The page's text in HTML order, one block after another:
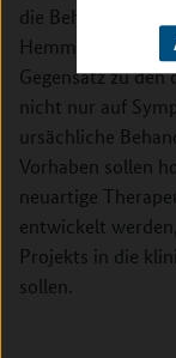
die Behandlung
Hemmung ist ein
Gegensatz zu
nicht nur auf
ursächliche
Vorhaben sollen
neuartige
entwickelt
Projekts in die
sollen.